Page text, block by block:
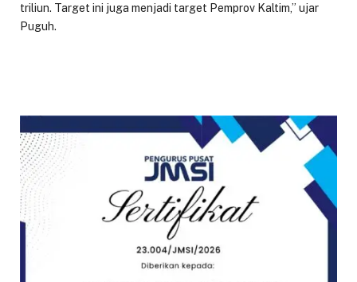
triliun. Target ini juga menjadi target Pemprov Kaltim,” ujar
Puguh.